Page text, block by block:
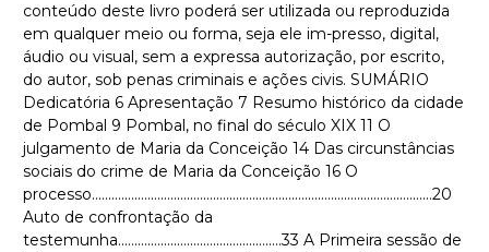
conteúdo deste livro poderá ser utilizada ou reproduzida
em qualquer meio ou forma, seja ele im-presso, digital,
áudio ou visual, sem a expressa autorização, por escrito,
do autor, sob penas criminais e ações civis. SUMÁRIO
Dedicatória 6 Apresentação 7 Resumo histórico da cidade
de Pombal 9 Pombal, no final do século XIX 11 O
julgamento de Maria da Conceição 14 Das circunstâncias
sociais do crime de Maria da Conceição 16 O
processo........................................................................................................20
Auto de confrontação da
testemunha..................................................33 A Primeira sessão de